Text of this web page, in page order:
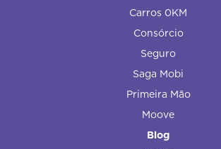
Carros 0KM
Consórcio
Seguro
Saga Mobi
Primeira Mão
Moove
Blog